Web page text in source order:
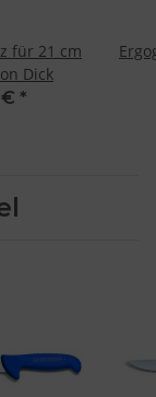
für 21 cm
Dick
*